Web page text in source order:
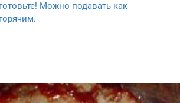
Можно подавать как